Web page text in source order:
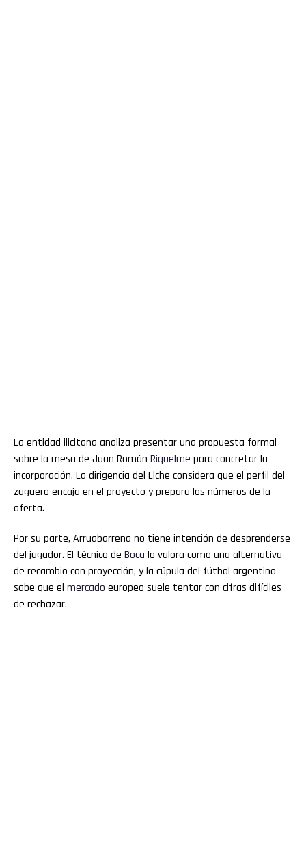
La entidad ilicitana analiza presentar una propuesta formal
sobre la mesa de Juan Román Riquelme para concretar la
incorporación. La dirigencia del Elche considera que el perfil del
zaguero encaja en el proyecto y prepara los números de la
oferta.
Por su parte, Arruabarrena no tiene intención de desprenderse
del jugador. El técnico de Boca lo valora como una alternativa
de recambio con proyección, y la cúpula del fútbol argentino
sabe que el mercado europeo suele tentar con cifras difíciles
de rechazar.